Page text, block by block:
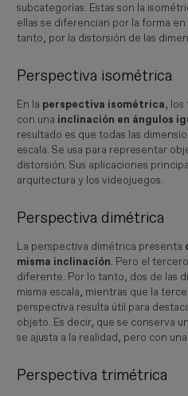
subcategorías. Estas son la
ellas se diferencian por la forma
tanto, por la distorsión de las
Perspectiva isométrica
En la perspectiva isométrica, los
con una inclinación en ángulos
resultado es que todas las
escala. Se usa para representar
distorsión. Sus aplicaciones
arquitectura y los videojuegos.
Perspectiva dimétrica
La perspectiva dimétrica presenta
misma inclinación. Pero el
diferente. Por lo tanto, dos de las
misma escala, mientras que la
perspectiva resulta útil para
objeto. Es decir, que se conserva
se ajusta a la realidad, pero con
Perspectiva trimétrica